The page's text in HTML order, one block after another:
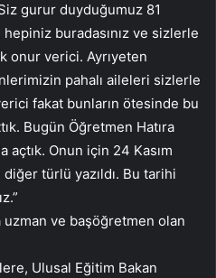
gurur duyduğumuz 81
buradasınız ve sizlerle
onur verici. Ayrıyeten
pahalı aileleri sizlerle
fakat bunların ötesinde bu
Bugün Öğretmen Hatıra
açtık. Onun için 24 Kasım
türlü yazıldı. Bu tarihi
uzman ve başöğretmen olan
Ulusal Eğitim Bakan